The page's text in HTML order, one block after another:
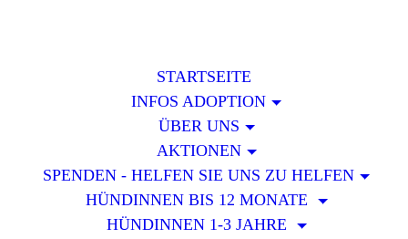
STARTSEITE
INFOS ADOPTION
ÜBER UNS
AKTIONEN
SPENDEN - HELFEN SIE UNS ZU HELFEN
HÜNDINNEN BIS 12 MONATE
HÜNDINNEN 1-3 JAHRE